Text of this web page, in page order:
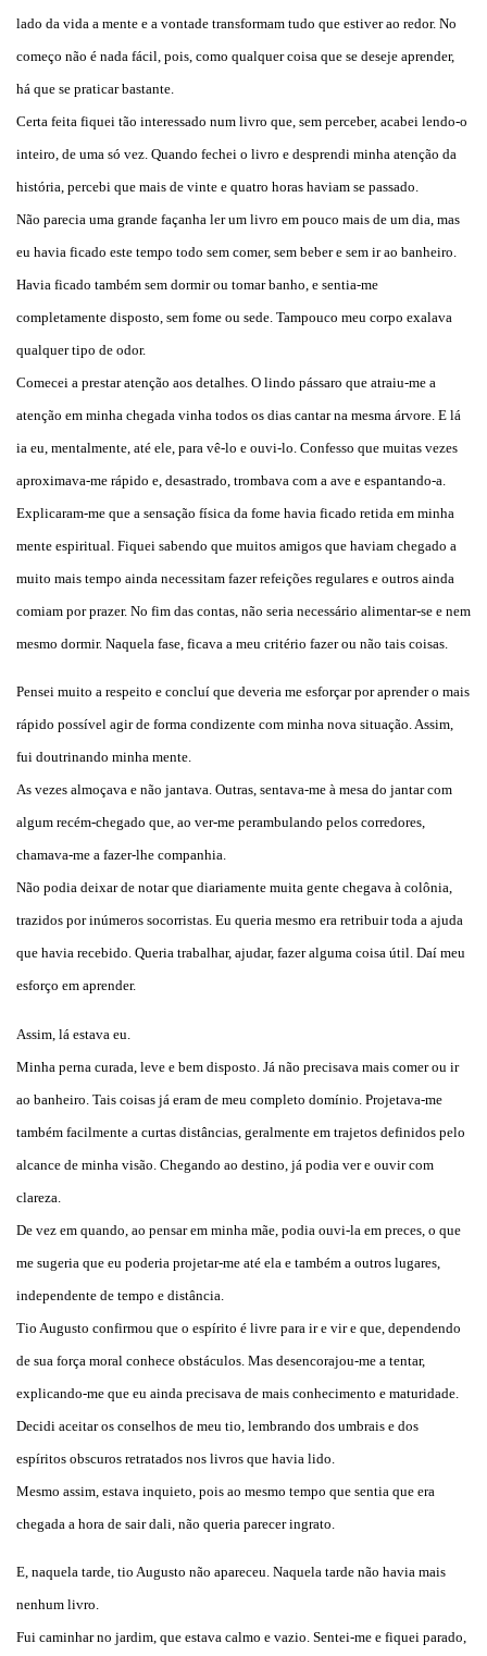
lado da vida a mente e a vontade transformam tudo que estiver ao redor. No
começo não é nada fácil, pois, como qualquer coisa que se deseje aprender,
há que se praticar bastante.
Certa feita fiquei tão interessado num livro que, sem perceber, acabei lendo-o
inteiro, de uma só vez. Quando fechei o livro e desprendi minha atenção da
história, percebi que mais de vinte e quatro horas haviam se passado.
Não parecia uma grande façanha ler um livro em pouco mais de um dia, mas
eu havia ficado este tempo todo sem comer, sem beber e sem ir ao banheiro.
Havia ficado também sem dormir ou tomar banho, e sentia-me
completamente disposto, sem fome ou sede. Tampouco meu corpo exalava
qualquer tipo de odor.
Comecei a prestar atenção aos detalhes. O lindo pássaro que atraiu-me a
atenção em minha chegada vinha todos os dias cantar na mesma árvore. E lá
ia eu, mentalmente, até ele, para vê-lo e ouvi-lo. Confesso que muitas vezes
aproximava-me rápido e, desastrado, trombava com a ave e espantando-a.
Explicaram-me que a sensação física da fome havia ficado retida em minha
mente espiritual. Fiquei sabendo que muitos amigos que haviam chegado a
muito mais tempo ainda necessitam fazer refeições regulares e outros ainda
comiam por prazer. No fim das contas, não seria necessário alimentar-se e nem
mesmo dormir. Naquela fase, ficava a meu critério fazer ou não tais coisas.
Pensei muito a respeito e concluí que deveria me esforçar por aprender o mais
rápido possível agir de forma condizente com minha nova situação. Assim,
fui doutrinando minha mente.
As vezes almoçava e não jantava. Outras, sentava-me à mesa do jantar com
algum recém-chegado que, ao ver-me perambulando pelos corredores,
chamava-me a fazer-lhe companhia.
Não podia deixar de notar que diariamente muita gente chegava à colônia,
trazidos por inúmeros socorristas. Eu queria mesmo era retribuir toda a ajuda
que havia recebido. Queria trabalhar, ajudar, fazer alguma coisa útil. Daí meu
esforço em aprender.
Assim, lá estava eu.
Minha perna curada, leve e bem disposto. Já não precisava mais comer ou ir
ao banheiro. Tais coisas já eram de meu completo domínio. Projetava-me
também facilmente a curtas distâncias, geralmente em trajetos definidos pelo
alcance de minha visão. Chegando ao destino, já podia ver e ouvir com
clareza.
De vez em quando, ao pensar em minha mãe, podia ouvi-la em preces, o que
me sugeria que eu poderia projetar-me até ela e também a outros lugares,
independente de tempo e distância.
Tio Augusto confirmou que o espírito é livre para ir e vir e que, dependendo
de sua força moral conhece obstáculos. Mas desencorajou-me a tentar,
explicando-me que eu ainda precisava de mais conhecimento e maturidade.
Decidi aceitar os conselhos de meu tio, lembrando dos umbrais e dos
espíritos obscuros retratados nos livros que havia lido.
Mesmo assim, estava inquieto, pois ao mesmo tempo que sentia que era
chegada a hora de sair dali, não queria parecer ingrato.
E, naquela tarde, tio Augusto não apareceu. Naquela tarde não havia mais
nenhum livro.
Fui caminhar no jardim, que estava calmo e vazio. Sentei-me e fiquei parado,